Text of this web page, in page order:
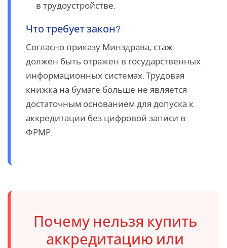
в трудоустройстве.
Что требует закон?
Согласно приказу Минздрава, стаж
должен быть отражен в государственных
информационных системах. Трудовая
книжка на бумаге больше не является
достаточным основанием для допуска к
аккредитации без цифровой записи в
ФРМР.
Почему нельзя купить
аккредитацию или